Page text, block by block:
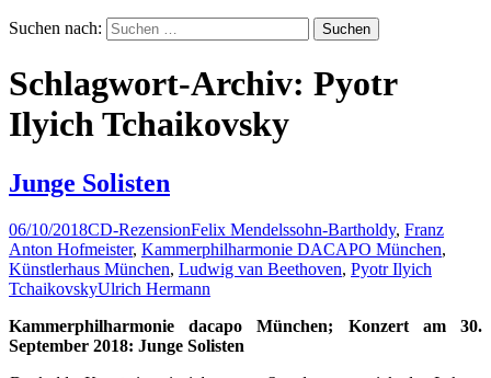
Suchen nach:
Schlagwort-Archiv: Pyotr
Ilyich Tchaikovsky
Junge Solisten
06/10/2018CD-RezensionFelix Mendelssohn-Bartholdy, Franz
Anton Hofmeister, Kammerphilharmonie DACAPO München,
Künstlerhaus München, Ludwig van Beethoven, Pyotr Ilyich
TchaikovskyUlrich Hermann
Kammerphilharmonie dacapo München; Konzert am 30.
September 2018: Junge Solisten